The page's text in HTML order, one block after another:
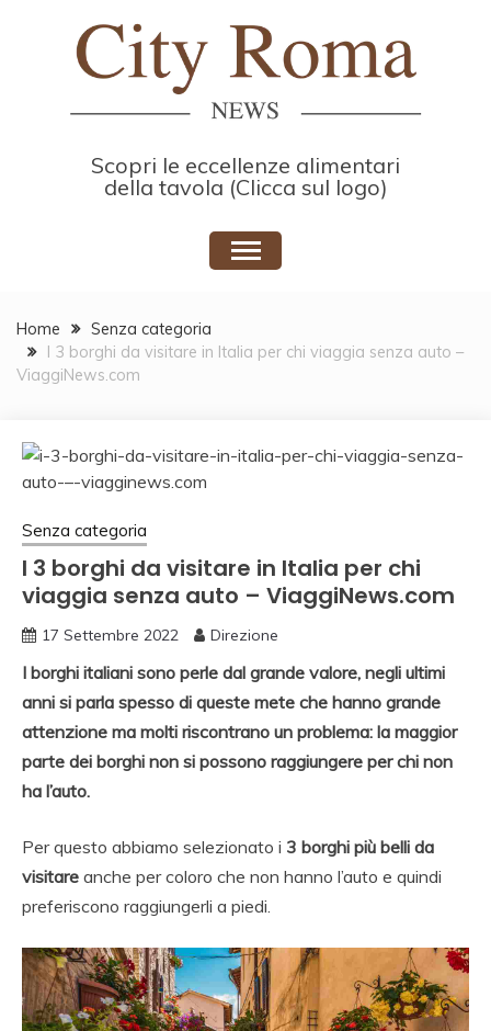
Scopri le eccellenze alimentari
della tavola (Clicca sul logo)
Home
Senza categoria
I 3 borghi da visitare in Italia per chi viaggia senza auto –
ViaggiNews.com
Senza categoria
I 3 borghi da visitare in Italia per chi
viaggia senza auto – ViaggiNews.com
17 Settembre 2022 Direzione
I borghi italiani sono perle dal grande valore, negli ultimi
anni si parla spesso di queste mete che hanno grande
attenzione ma molti riscontrano un problema: la maggior
parte dei borghi non si possono raggiungere per chi non
ha l’auto.
Per questo abbiamo selezionato i 3 borghi più belli da
visitare anche per coloro che non hanno l’auto e quindi
preferiscono raggiungerli a piedi.